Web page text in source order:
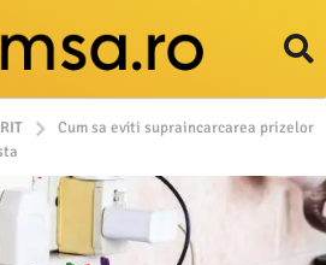
Cum sa eviti supraincarcarea prizelor